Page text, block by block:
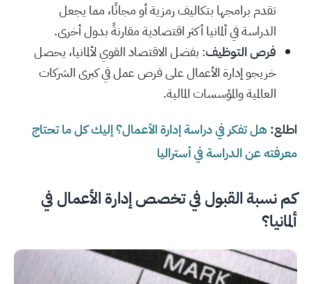
تقدم برامجها بتكاليف رمزية أو مجانًا، مما يجعل
الدراسة في ألمانيا أكثر اقتصادية مقارنةً بدول أخرى.
فرص التوظيف: بفضل الاقتصاد القوي لألمانيا، يحصل
خريجو إدارة الأعمال على فرص عمل في كبرى الشركات
العالمية والمؤسسات المالية.
اطلع:هل تفكر في دراسة إدارة الأعمال؟ إليك كل ما تحتاج
معرفته عن الدراسة في أستراليا
كم نسبة القبول في تخصص إدارة الأعمال في
ألمانيا؟